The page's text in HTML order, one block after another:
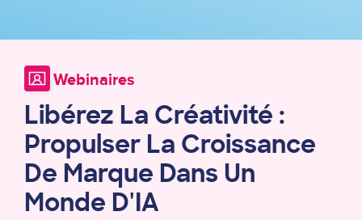
Webinaires
Libérez La Créativité :
Propulser La Croissance
De Marque Dans Un
Monde D'IA